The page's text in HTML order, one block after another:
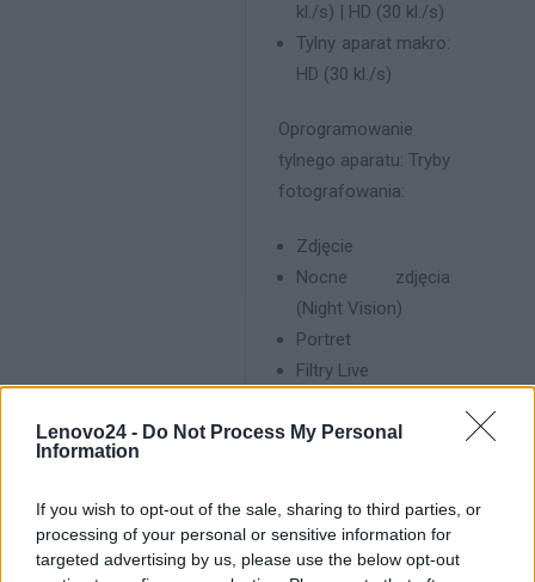
Lenovo24 - Do Not Process My Personal
Information
If you wish to opt-out of the sale, sharing to third parties, or
processing of your personal or sensitive information for
targeted advertising by us, please use the below opt-out
kl./s) | HD (30 kl./s)
Tylny aparat makro:
HD (30 kl./s)
Oprogramowanie
tylnego aparatu: Tryby
fotografowania:
Zdjęcie
Nocne zdjęcia
(Night Vision)
Portret
Filtry Live
Tryb profesjonalny
Zoom cyfrowy (do
4x)